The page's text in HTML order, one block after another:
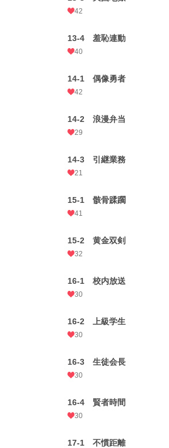
42
13-4 羞恥連動
40
14-1 偶像勇者
42
14-2 浪漫弁当
29
14-3 引継業務
21
15-1 骸骨蹂躙
41
15-2 黄金双剣
32
16-1 校内放送
30
16-2 上級学生
30
16-3 生徒会長
30
16-4 賢者時間
30
17-1 不慣距離